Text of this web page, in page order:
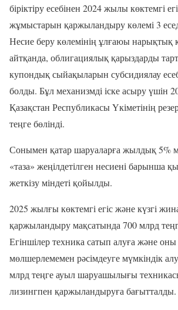
біріктіру есебінен 2024 жылы көктемгі
жұмыстарын қаржыландыру көлемі 3
Несие беру көлемінің ұлғаюы нарықтық
айтқанда, облигациялық қарыздарды
купондық сыйақыларын субсидиялау
болды. Бұл механизмді іске асыру үшін
Қазақстан Республикасы Үкіметінің
теңге бөлінді.
Сонымен қатар шаруаларға жылдық 5%
«таза» жеңілдетілген несиені барынша
жеткізу міндеті қойылды.
2025 жылғы көктемгі егіс және күзгі
қаржыландыру мақсатында 700 млрд
Егіншілер техника сатып алуға және оны
мөлшерлемемен рәсімдеуге мүмкіндік
млрд теңге ауыл шаруашылығы
лизингпен қаржыландыруға бағытталды.